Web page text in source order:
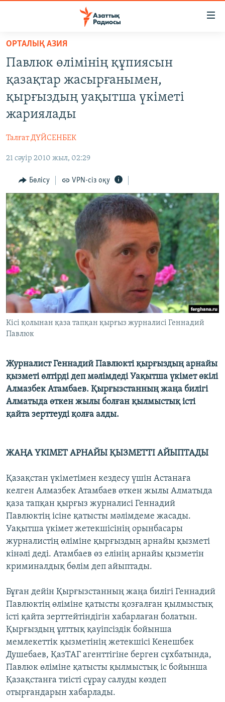
Skip
main
content
to
main
Skip
to
AZATTYQTV
ӘЛЕУМЕТ
ӘЛЕМ
АРНАЙЫ ЖОБАЛАР
Русский
ЖАЗЫЛЫҢЫЗ
Басқа тілдерде
ОРТАЛЫҚ АЗИЯ
Павлюк өлімінің құпиясын
қазақтар жасырғанымен,
қырғыздың уақытша үкіметі
жариялады
Талғат ДҮЙСЕНБЕК
21 сәуір 2010 жыл, 02:29
Бөлісу VPN-сіз оқу
Кісі қолынан қаза тапқан қырғыз журналисі Геннадий
Павлюк
Журналист Геннадий Павлюкті қырғыздың арнайы
қызметі өлтірді деп мәлімдеді Уақытша үкімет өкілі
Алмазбек Атамбаев. Қырғызстанның жаңа билігі
Алматыда өткен жылы болған қылмыстық істі
қайта зерттеуді қолға алды.
ЖАҢА ҮКІМЕТ АРНАЙЫ ҚЫЗМЕТТІ АЙЫПТАДЫ
Қазақстан үкіметімен кездесу үшін Астанаға
келген Алмазбек Атамбаев өткен жылы Алматыда
қаза тапқан қырғыз журналисі Геннадий
Павлюктің ісіне қатысты мәлімдеме жасады.
Уақытша үкімет жетекшісінің орынбасары
журналистің өліміне қырғыздың арнайы қызметі
кінәлі деді. Атамбаев өз елінің арнайы қызметін
криминалдық бөлім деп айыптады.
Бұған дейін Қырғызстанның жаңа билігі Геннадий
Павлюктің өліміне қатысты қозғалған қылмыстық
істі қайта зерттейтіндігін хабарлаған болатын.
Қырғыздың ұлттық қауіпсіздік бойынша
мемлекеттік қызметінің жетекшісі Кенешбек
Душебаев, ҚазТАГ агенттігіне берген сұхбатында,
Павлюк өліміне қатысты қылмыстық іс бойынша
Қазақстанға тиісті сұрау салуды көздеп
отырғандарын хабарлады.